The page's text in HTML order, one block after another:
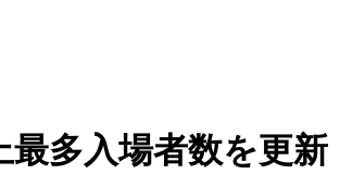
最多入場者数を更新